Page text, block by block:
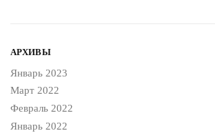
АРХИВЫ
Январь 2023
Март 2022
Февраль 2022
Январь 2022